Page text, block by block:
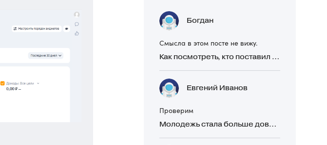
Богдан
Смысла в этом посте не вижу.
Как посмотреть, кто поставил реакцию в Telegram
Евгений Иванов
Проверим
Молодежь стала больше доверять рекомендациям в закрытых Telegram-чатах, чем официальной рекламе